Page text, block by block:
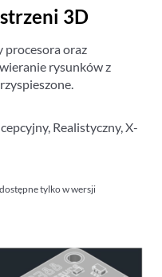
3D
procesora oraz
rysunków z
Realistyczny, X-
tylko w wersji